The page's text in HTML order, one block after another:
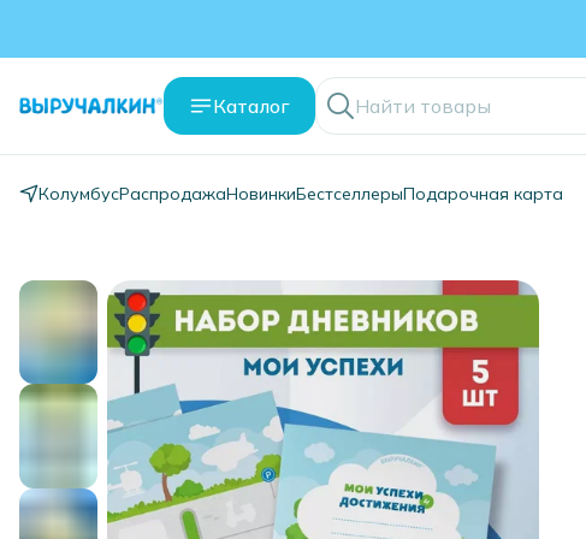
Каталог
КолумбусРаспродажаНовинкиБестселлерыПодарочная карта